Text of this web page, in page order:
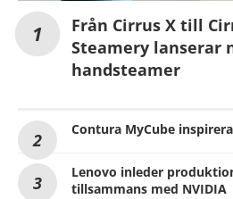
Från Cirrus X till
Steamery lanserar
handsteamer
Contura MyCube
Lenovo inleder
tillsammans med NVIDIA